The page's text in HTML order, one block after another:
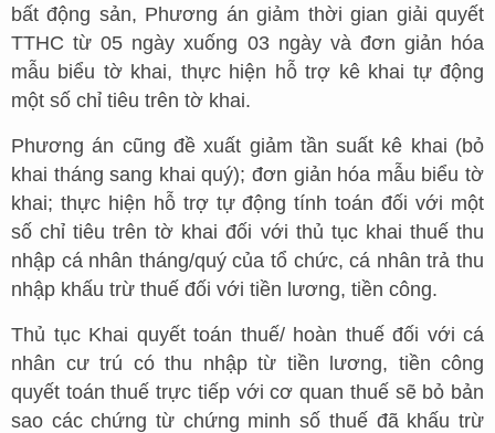
bất động sản, Phương án giảm thời gian giải quyết
TTHC từ 05 ngày xuống 03 ngày và đơn giản hóa
mẫu biểu tờ khai, thực hiện hỗ trợ kê khai tự động
một số chỉ tiêu trên tờ khai.
Phương án cũng đề xuất giảm tần suất kê khai (bỏ
khai tháng sang khai quý); đơn giản hóa mẫu biểu tờ
khai; thực hiện hỗ trợ tự động tính toán đối với một
số chỉ tiêu trên tờ khai đối với thủ tục khai thuế thu
nhập cá nhân tháng/quý của tổ chức, cá nhân trả thu
nhập khấu trừ thuế đối với tiền lương, tiền công.
Thủ tục Khai quyết toán thuế/ hoàn thuế đối với cá
nhân cư trú có thu nhập từ tiền lương, tiền công
quyết toán thuế trực tiếp với cơ quan thuế sẽ bỏ bản
sao các chứng từ chứng minh số thuế đã khấu trừ